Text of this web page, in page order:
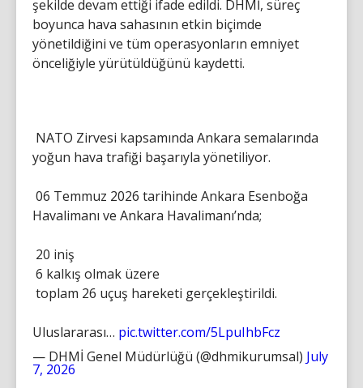
şekilde devam ettiği ifade edildi. DHMİ, süreç
boyunca hava sahasının etkin biçimde
yönetildiğini ve tüm operasyonların emniyet
önceliğiyle yürütüldüğünü kaydetti.
NATO Zirvesi kapsamında Ankara semalarında
yoğun hava trafiği başarıyla yönetiliyor.
06 Temmuz 2026 tarihinde Ankara Esenboğa
Havalimanı ve Ankara Havalimanı’nda;
20 iniş
6 kalkış olmak üzere
toplam 26 uçuş hareketi gerçekleştirildi.
Uluslararası… pic.twitter.com/5LpuIhbFcz
— DHMİ Genel Müdürlüğü (@dhmikurumsal) July
7, 2026